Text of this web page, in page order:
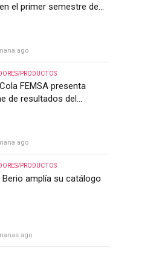
el primer semestre de
ago
PRODUCTOS
FEMSA presenta
de resultados del
ago
PRODUCTOS
Berio amplía su catálogo
ago